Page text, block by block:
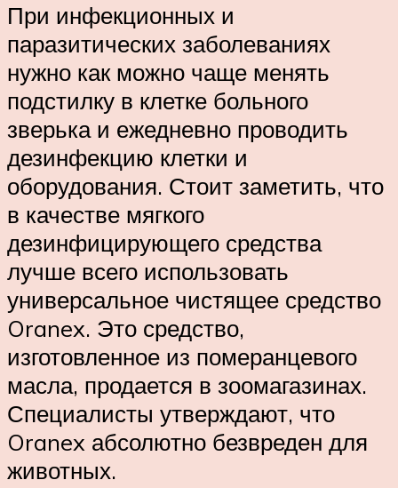
При инфекционных и
паразитических заболеваниях
нужно как можно чаще менять
подстилку в клетке больного
зверька и ежедневно проводить
дезинфекцию клетки и
оборудования. Стоит заметить, что
в качестве мягкого
дезинфицирующего средства
лучше всего использовать
универсальное чистящее средство
Oranex. Это средство,
изготовленное из померанцевого
масла, продается в зоомагазинах.
Специалисты утверждают, что
Oranex абсолютно безвреден для
животных.